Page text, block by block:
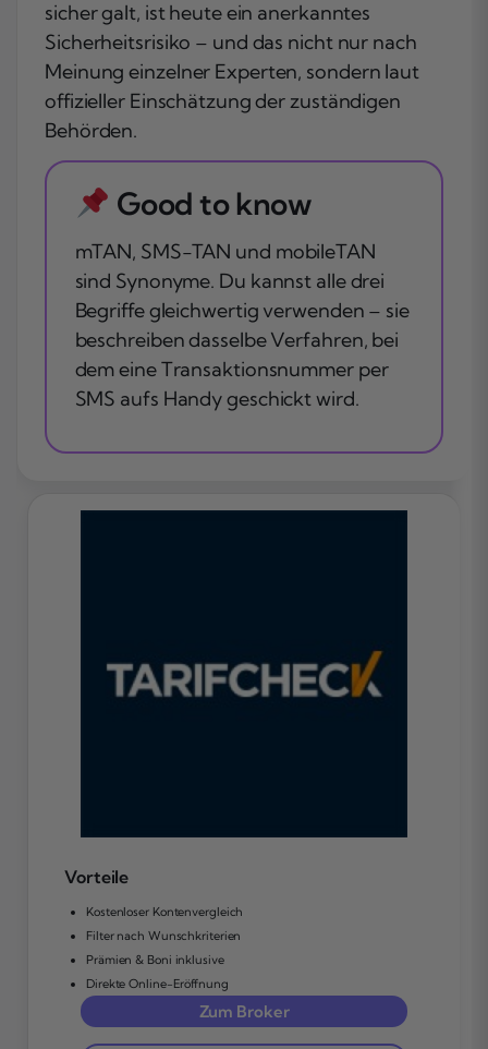
sicher galt, ist heute ein anerkanntes
Sicherheitsrisiko – und das nicht nur nach
Meinung einzelner Experten, sondern laut
offizieller Einschätzung der zuständigen
Behörden.
Good to know
mTAN, SMS-TAN und mobileTAN
sind Synonyme. Du kannst alle drei
Begriffe gleichwertig verwenden – sie
beschreiben dasselbe Verfahren, bei
dem eine Transaktionsnummer per
SMS aufs Handy geschickt wird.
Vorteile
Kostenloser Kontenvergleich
Filter nach Wunschkriterien
Prämien & Boni inklusive
Direkte Online-Eröffnung
Zum Broker